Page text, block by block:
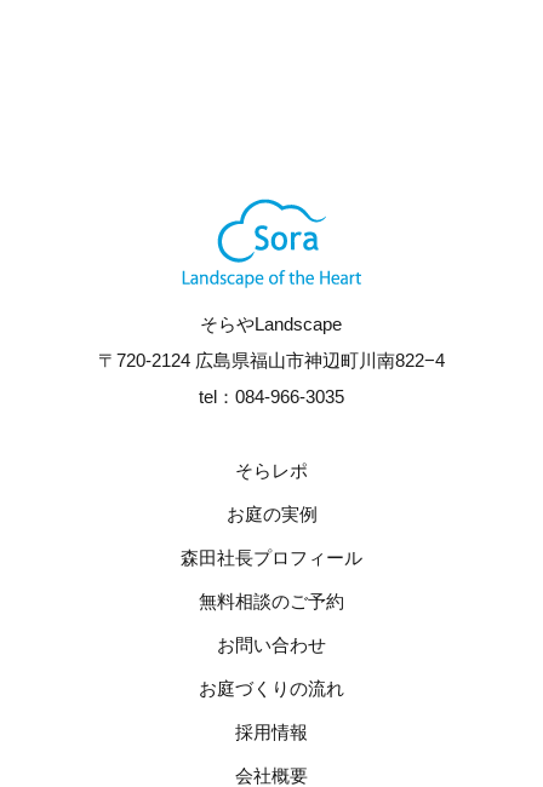
そらやLandscape
〒720-2124 広島県福山市神辺町川南822−4
tel：084-966-3035
そらレポ
お庭の実例
森田社長プロフィール
無料相談のご予約
お問い合わせ
お庭づくりの流れ
採用情報
会社概要